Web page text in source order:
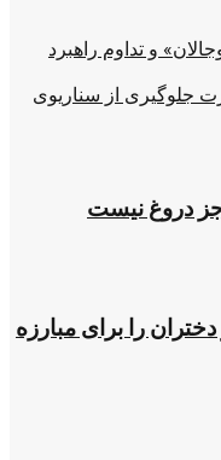
و تداوم راهبرد
جلوگیری از سناریوی
دروغ نیست
را برای مبارزه